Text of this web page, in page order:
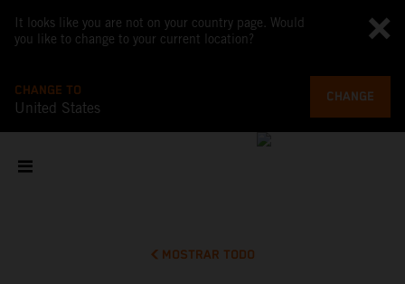
It looks like you are not on your country page. Would
you like to change to your current location?
CHANGE TO
United States
CHANGE
MOSTRAR TODO